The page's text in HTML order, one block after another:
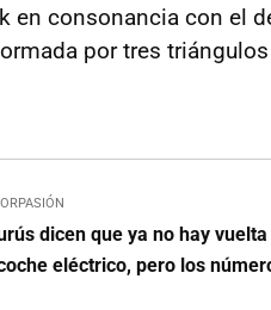
en consonancia con el
por tres
dicen que ya no hay
eléctrico, pero los